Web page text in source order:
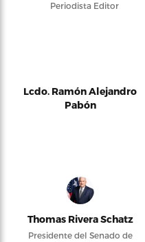
Periodista Editor
Lcdo. Ramón Alejandro
Pabón
Thomas Rivera Schatz
Presidente del Senado de